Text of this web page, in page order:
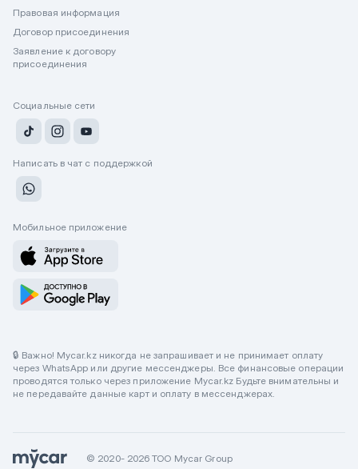
Правовая информация
Договор присоединения
Заявление к договору
присоединения
Социальные сети
Написать в чат с поддержкой
Мобильное приложение
🔒 Важно! Mycar.kz никогда не запрашивает и не принимает оплату
через WhatsApp или другие мессенджеры. Все финансовые операции
проводятся только через приложение Mycar.kz Будьте внимательны и
не передавайте данные карт и оплату в мессенджерах.
© 2020- 2026 ТОО Mycar Group